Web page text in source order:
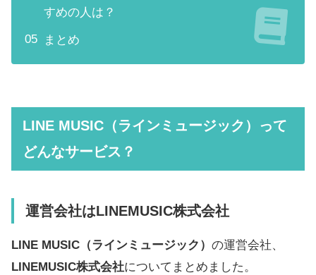
すめの人は？
まとめ
LINE MUSIC（ラインミュージック）って
どんなサービス？
運営会社はLINEMUSIC株式会社
LINE MUSIC（ラインミュージック） の運営会社、
LINEMUSIC株式会社についてまとめました。